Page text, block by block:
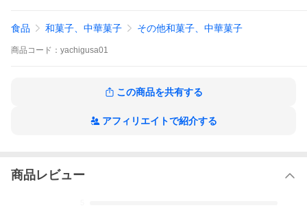
保存方法
常温
賞味期限
各6ヵ月
食品 和菓子、中華菓子 その他和菓子、中華菓子
商品 コード： yachigusa01
この商品を共有する
アフィリエイトで紹介する
商品レビュー